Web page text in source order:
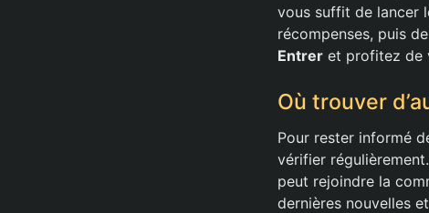
vous suffit de lancer
récompenses, puis
Entrer et profitez de
Où trouver
Pour rester informé
vérifier
peut rejoindre la
dernières nouvelles